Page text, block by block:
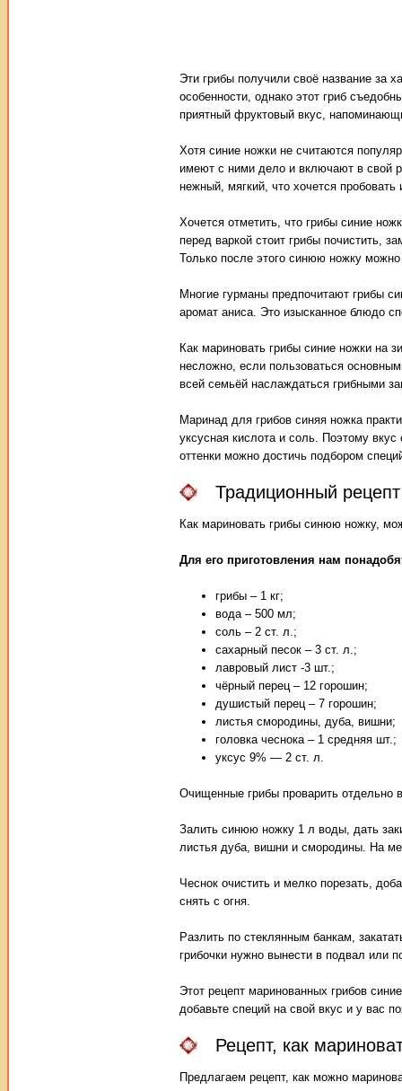
Эти грибы получили своё название за
особенности, однако этот гриб
приятный фруктовый вкус,
Хотя синие ножки не считаются
имеют с ними дело и включают в свой
нежный, мягкий, что хочется пробовать
Хочется отметить, что грибы синие
перед варкой стоит грибы почистить,
Только после этого синюю ножку можно
Многие гурманы предпочитают грибы
аромат аниса. Это изысканное блюдо
Как мариновать грибы синие ножки на
несложно, если пользоваться
всей семьёй наслаждаться грибными
Маринад для грибов синяя ножка
уксусная кислота и соль. Поэтому
оттенки можно достичь подбором
Традиционный
Как мариновать грибы синюю ножку,
Для его приготовления нам
грибы – 1 кг;
вода – 500 мл;
соль – 2 ст. л.;
сахарный песок – 3 ст. л.;
лавровый лист -3 шт.;
чёрный перец – 12 горошин;
душистый перец – 7 горошин;
листья смородины, дуба, вишни;
головка чеснока – 1 средняя шт.;
уксус 9% — 2 ст. л.
Очищенные грибы проварить отдельно
Залить синюю ножку 1 л воды, дать
листья дуба, вишни и смородины. На
Чеснок очистить и мелко порезать,
снять с огня.
Разлить по стеклянным банкам,
грибочки нужно вынести в подвал или
Этот рецепт маринованных грибов
добавьте специй на свой вкус и у вас
Рецепт, как
Предлагаем рецепт, как можно